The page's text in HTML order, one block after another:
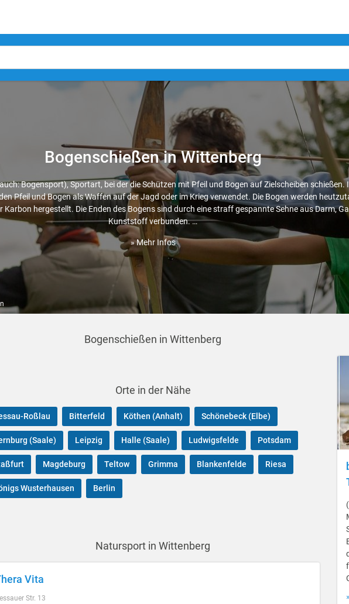
Bogenschießen in Wittenberg
Bogensport), Sportart, bei der die Schützen mit Pfeil und Bogen auf Zielscheiben schießen.
Pfeil und Bogen als Waffen auf der Jagd oder im Krieg verwendet. Die Bogen werden
Karbon hergestellt. Die Enden des Bogens sind durch eine straff gespannte Sehne aus Darm,
Kunststoff verbunden. …
» Mehr Infos
Bogenschießen in Wittenberg
Orte in der Nähe
Roßlau Bitterfeld Köthen (Anhalt) Schönebeck (Elbe)
(Saale) Leipzig Halle (Saale) Ludwigsfelde Potsdam
Magdeburg Teltow Grimma Blankenfelde Riesa
Wusterhausen Berlin
Natursport in Wittenberg
Vita
Str. 13